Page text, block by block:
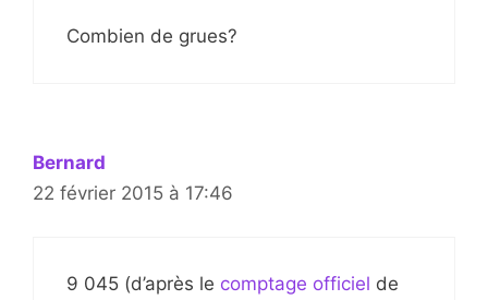
Combien de grues?
Bernard
22 février 2015 à 17:46
9 045 (d’après le comptage officiel de